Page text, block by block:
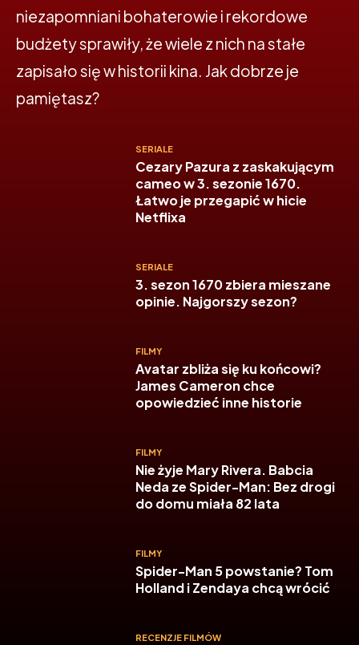
niezapomniani bohaterowie i rekordowe
budżety sprawiły, że wiele z nich na stałe
zapisało się w historii kina. Jak dobrze je
pamiętasz?
SERIALE
Cezary Pazura z zaskakującym
cameo w 3. sezonie 1670.
Łatwo je przegapić w hicie
Netflixa
SERIALE
3. sezon 1670 zbiera mieszane
opinie. Najgorszy sezon?
FILMY
Avatar zbliża się ku końcowi?
James Cameron chce
opowiedzieć inne historie
FILMY
Nie żyje Mary Rivera. Babcia
Neda ze Spider-Man: Bez drogi
do domu miała 82 lata
FILMY
Spider-Man 5 powstanie? Tom
Holland i Zendaya chcą wrócić
RECENZJE FILMÓW